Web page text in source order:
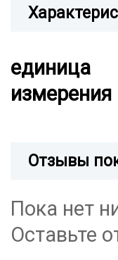
единица
измерения
Отзывы
Пока нет
Оставьте